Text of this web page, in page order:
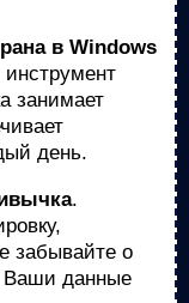
в Windows
занимает
день.
.
забывайте о
Ваши данные